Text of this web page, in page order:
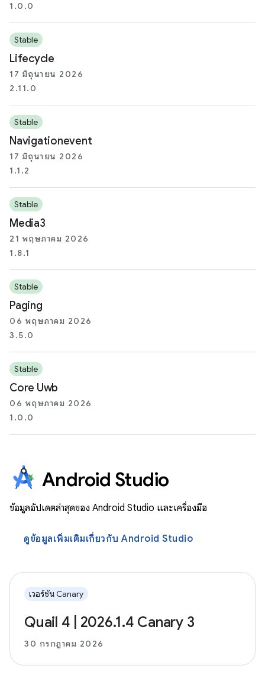
1.0.0
Stable
Lifecycle
17 มิถุนายน 2026
2.11.0
Stable
Navigationevent
17 มิถุนายน 2026
1.1.2
Stable
Media3
21 พฤษภาคม 2026
1.8.1
Stable
Paging
06 พฤษภาคม 2026
3.5.0
Stable
Core Uwb
06 พฤษภาคม 2026
1.0.0
Android Studio
ข้อมูลอัปเดตล่าสุดของ Android Studio และเครื่องมือ
ดูข้อมูลเพิ่มเติมเกี่ยวกับ Android Studio
เวอร์ชัน Canary
Quail 4 | 2026.1.4 Canary 3
30 กรกฎาคม 2026